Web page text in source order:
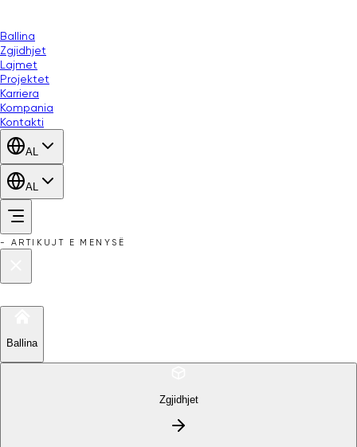
Ballina
Zgjidhjet
Lajmet
Projektet
Karriera
Kompania
Kontakti
AL
AL
- ARTIKUJT E MENYSË
Ballina
Zgjidhjet